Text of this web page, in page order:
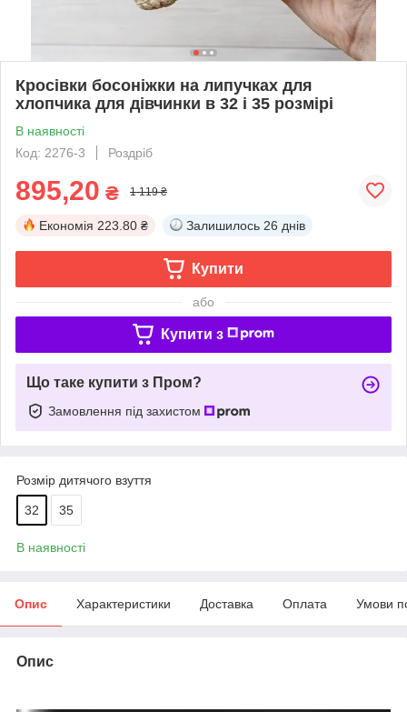
Кросівки босоніжки на липучках для
хлопчика для дівчинки в 32 і 35 розмірі
В наявності
Код: 2276-3
Роздріб
895,20 ₴ 1 119 ₴
Економія 223.80 ₴ Залишилось 26 днів
Купити
або
Купити з
Що таке купити з Пром?
Замовлення під захистом
Розмір дитячого взуття
32 35
В наявності
Опис Характеристики Доставка Оплата Умови
Опис